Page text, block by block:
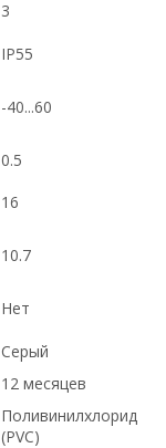
3
IP55
-40...60
0.5
16
10.7
Нет
Серый
12 месяцев
Поливинилхлорид
(PVC)